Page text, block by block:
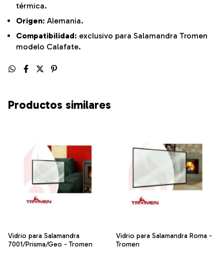
térmica.
Origen: Alemania.
Compatibilidad: exclusivo para Salamandra Tromen
modelo Calafate.
Productos similares
Vidrio para Salamandra
7001/Prisma/Geo - Tromen
Vidrio para Salamandra Roma -
Tromen